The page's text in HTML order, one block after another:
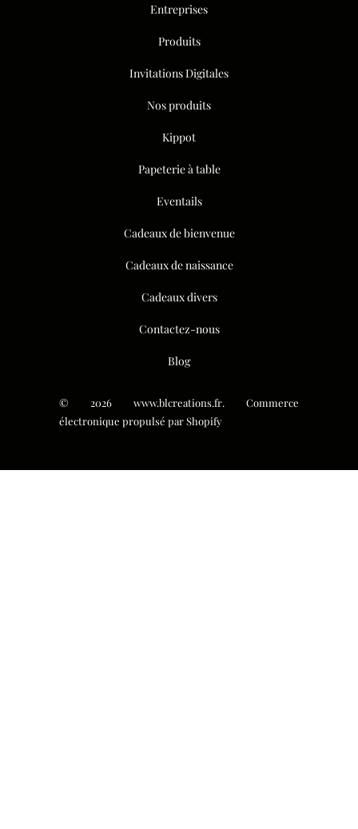
Entreprises
Produits
Invitations Digitales
Nos produits
Kippot
Papeterie à table
Eventails
Cadeaux de bienvenue
Cadeaux de naissance
Cadeaux divers
Contactez-nous
Blog
© 2026 www.blcreations.fr. Commerce
électronique propulsé par Shopify